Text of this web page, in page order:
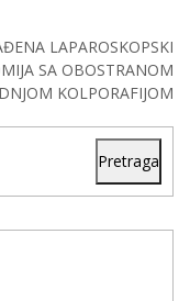
LAPAROSKOPSKI
SA OBOSTRANOM
KOLPORAFIJOM
Pretraga